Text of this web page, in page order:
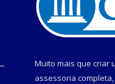
Muito mais que criar
assessoria